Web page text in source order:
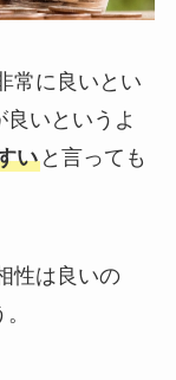
常に良いとい
いというよ
いと言っても
性は良いの